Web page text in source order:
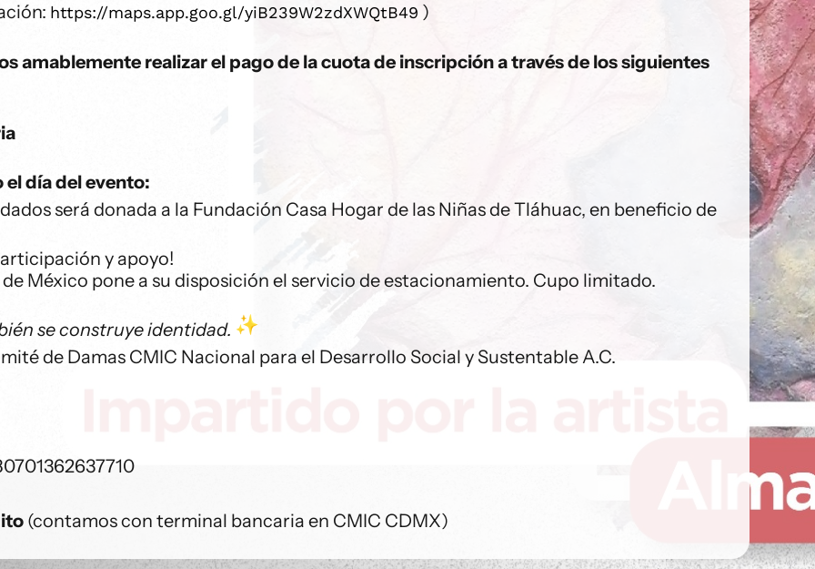
https://maps.app.goo.gl/yiB239W2zdXWQtB49 )
amablemente realizar el pago de la cuota de inscripción a través de los siguientes
día del evento:
será donada a la Fundación Casa Hogar de las Niñas de Tláhuac, en beneficio de
y apoyo!
México pone a su disposición el servicio de estacionamiento. Cupo limitado.
se construye identidad.
de Damas CMIC Nacional para el Desarrollo Social y Sustentable A.C.
710
(contamos con terminal bancaria en CMIC CDMX)